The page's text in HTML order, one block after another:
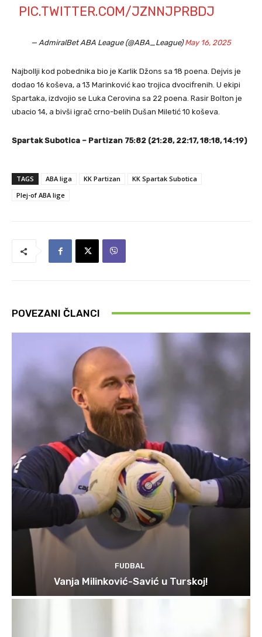
PIC.TWITTER.COM/JZNNJPRBDJ
— AdmiralBet ABA League (@ABA_League)May 16, 2025
Najbollji kod pobednika bio je Karlik Džons sa 18 poena. Dejvis je
dodao 16 koševa, a 13 Marinković kao trojica dvocifrenih. U ekipi
Spartaka, izdvojio se Luka Cerovina sa 22 poena. Rasir Bolton je
ubacio 14, a bivši igrač crno-belih Dušan Miletić 10 koševa.
Spartak Subotica – Partizan 75:82 (21:28, 22:17, 18:18, 14:19)
TAGS ABA liga KK Partizan
KK Spartak Subotica
Plej-of ABA lige
POVEZANI ČLANCI
FUDBAL
Vanja Milinković-Savić u Turskoj!